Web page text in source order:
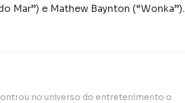
Mar”) e Mathew Baynton (“Wonka”).
no universo do entretenimento o